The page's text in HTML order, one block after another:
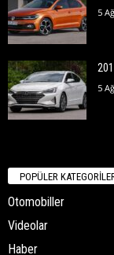
5
5
POPÜLER
Otomobiller
Videolar
Haber